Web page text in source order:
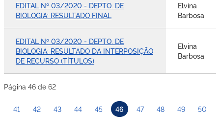
EDITAL Nº 03/2020 - DEPTO. DE
BIOLOGIA: RESULTADO FINAL
Elvina
Barbosa
EDITAL Nº 03/2020 - DEPTO. DE
BIOLOGIA: RESULTADO DA INTERPOSIÇÃO
DE RECURSO (TÍTULOS)
Elvina
Barbosa
Página 46 de 62
41 42 43 44 45 46 47 48 49 50